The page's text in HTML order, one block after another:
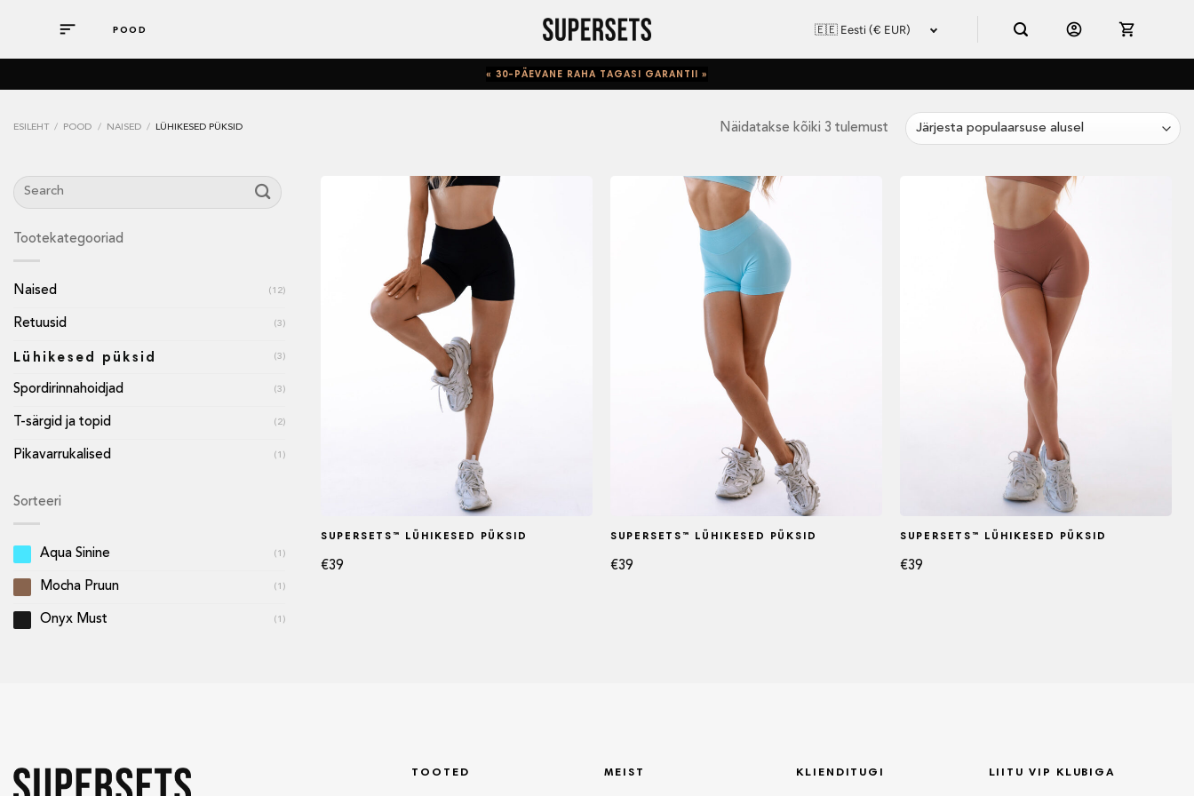
POOD
« 30-PÄEVANE RAHA TAGASI GARANTII »
ESILEHT / POOD / NAISED / LÜHIKESED PÜKSID Näidatakse kõiki 3 tulemust Sorted
Search
for:
Tootekategooriad
Naised (12)
Retuusid (3)
Lühikesed püksid (3)
Spordirinnahoidjad (3)
T-särgid ja topid (2)
Pikavarrukalised (1)
Sorteeri
Aqua Sinine (1)
Mocha Pruun (1)
Onyx Must (1)
SUPERSETS™ LÜHIKESED PÜKSID
€39
SUPERSETS™ LÜHIKESED PÜKSID
€39
SUPERSETS™ LÜHIKESED PÜKSID
€39
TOOTED MEIST KLIENDITUGI LIITU VIP KLUBIGA